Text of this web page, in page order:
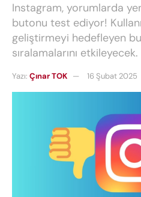
Instagram, yorumlarda
butonu test ediyor!
geliştirmeyi hedefleyen
sıralamalarını etkileyecek.
Yazı: Çınar TOK 16 Şubat 2025